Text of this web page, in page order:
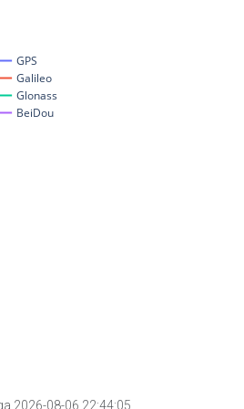
2026-08-06 22:44:05